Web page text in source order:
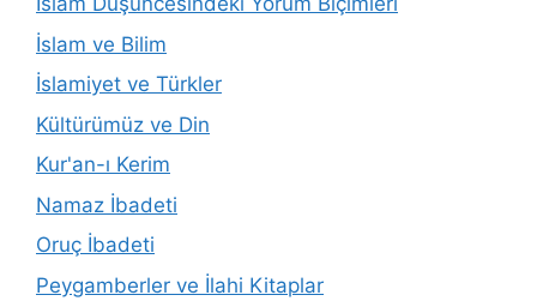
İslam ve Bilim
İslamiyet ve Türkler
Kültürümüz ve Din
Kur'an-ı Kerim
Namaz İbadeti
Oruç İbadeti
Peygamberler ve İlahi Kitaplar